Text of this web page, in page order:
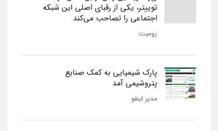
توییتر، یکی از رقبای اصلی این شبکه
اجتماعی را تصاحب می‌کند
زومیت
پارک شیمیایی به کمک صنایع
پتروشیمی آمد
مدیر اینفو